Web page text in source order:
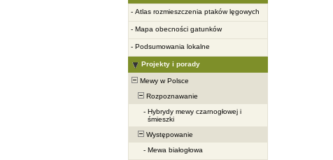
- Atlas rozmieszczenia ptaków lęgowych
- Mapa obecności gatunków
- Podsumowania lokalne
Projekty i porady
Mewy w Polsce
Rozpoznawanie
- Hybrydy mewy czarnogłowej i
śmieszki
Występowanie
- Mewa białogłowa